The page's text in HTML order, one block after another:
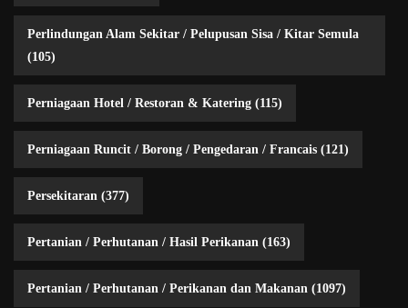
Perlindungan Alam Sekitar / Pelupusan Sisa / Kitar Semula
(105)
Perniagaan Hotel / Restoran & Katering (115)
Perniagaan Runcit / Borong / Pengedaran / Francais (121)
Persekitaran (377)
Pertanian / Perhutanan / Hasil Perikanan (163)
Pertanian / Perhutanan / Perikanan dan Makanan (1097)